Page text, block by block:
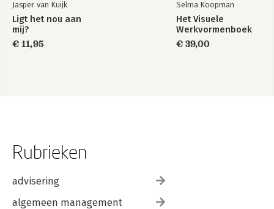
Jasper van Kuijk
Ligt het nou aan
mij?
€ 11,95
Selma Koopman
Het Visuele
Werkvormenboek
€ 39,00
Rubrieken
advisering
algemeen management